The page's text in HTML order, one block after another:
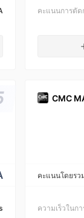
คะแนนการตัด
CMC
คะแนนโดยรว
ความเร็วในก